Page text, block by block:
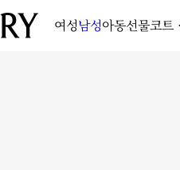
여성남성아동선물코트